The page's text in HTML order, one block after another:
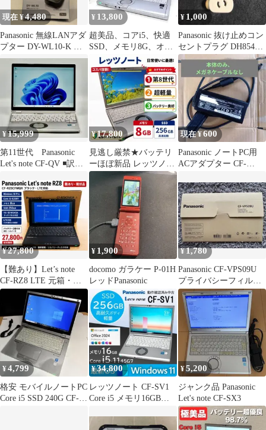
現在 ¥4,480
Panasonic 無線LANアダ
プター DY-WL10-K パ
ナソニック 子機
¥ 13,800
超美品、コアi5、快適
SSD、メモリ8G、オフ
ィス2021、イラレが使
える
¥ 1,000
Panasonic 抜け止めコン
セントプラグ DH8540 3
個
¥15,999
第11世代 Panasonic
Let's note CF-QV ◾️訳あ
¥17,800
見逃し厳禁★バッテリ
ーほぼ新品 レッツノー
ト Win11 第8世代i5 画
現在 ¥600
Panasonic ノートPC用
ACアダプター CF-
¥27,800
【難あり】Let’s note
CF-RZ8 LTE 元箱・付
属品あり
¥ 1,900
docomo ガラケー P-01H
レッドPanasonic
¥1,780
Panasonic CF-VPS09U
プライバシーフィルタ
ー
¥4,799
格安 モバイルノートPC
Core i5 SSD 240G CF-
¥34,800
レッツノート CF-SV1
Core i5 メモリ16GB
¥5,200
ジャンク品 Panasonic
Let's note CF-SX3